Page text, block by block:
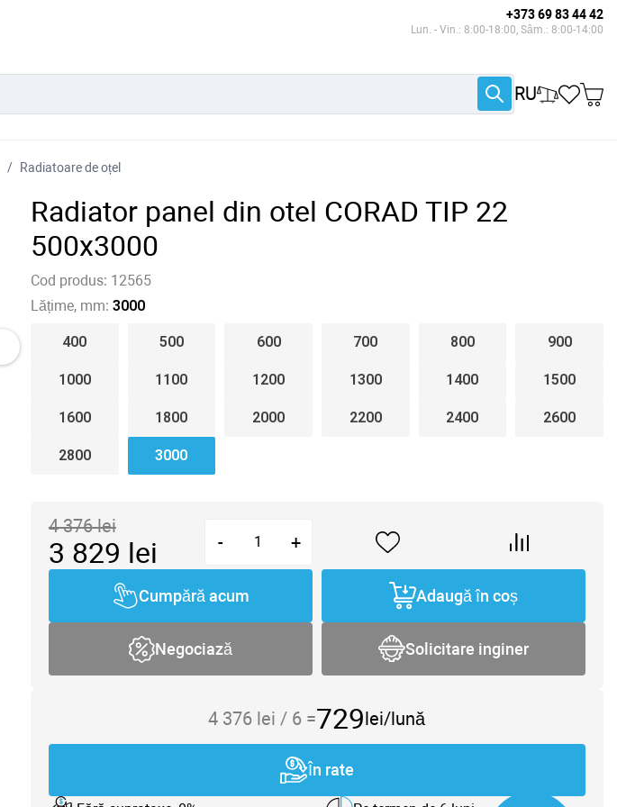
+373 69 83 44 42
Lun. - Vin.: 8:00-18:00, Sâm.: 8:00-14:00
RU
Radiatoare de oțel
Radiator panel din otel CORAD TIP 22
500x3000
Cod produs: 12565
Lățime, mm: 3000
400 500 600 700 800 900
1000 1100 1200 1300 1400 1500
1600 1800 2000 2200 2400 2600
2800 3000
4 376lei
3 829 lei - +
Cumpără acum Adaugă în coș
Negociază Solicitare inginer
4 376 lei / 6 =729lei/lună
În rate